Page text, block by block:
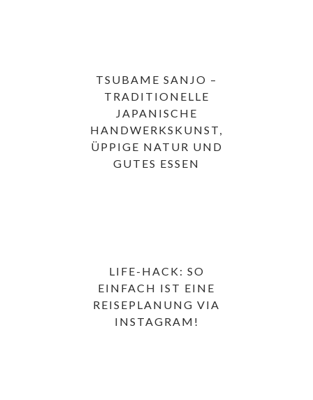
TSUBAME SANJO –
TRADITIONELLE
JAPANISCHE
HANDWERKSKUNST,
ÜPPIGE NATUR UND
GUTES ESSEN
LIFE-HACK: SO
EINFACH IST EINE
REISEPLANUNG VIA
INSTAGRAM!